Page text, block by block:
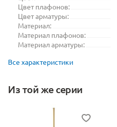
Цвет плафонов:
Цвет арматуры:
Материал:
Материал плафонов:
Материал арматуры:
Все характеристики
Из той же серии